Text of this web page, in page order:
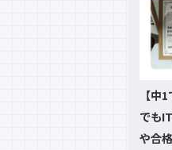
【中
でも
や合